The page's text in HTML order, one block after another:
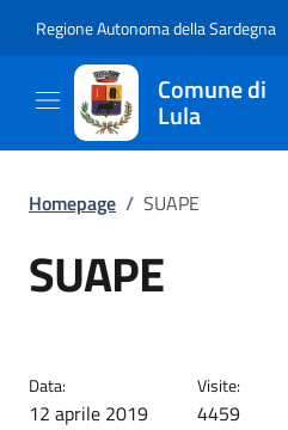
Regione Autonoma della Sardegna
Comune di
Lula
Homepage / SUAPE
SUAPE
Data:
12 aprile 2019
Visite:
4459